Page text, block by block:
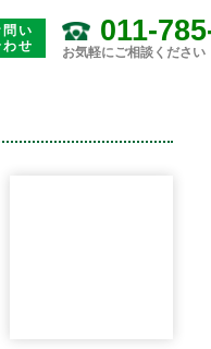
問い
わせ
011-
お気軽にご相談ください